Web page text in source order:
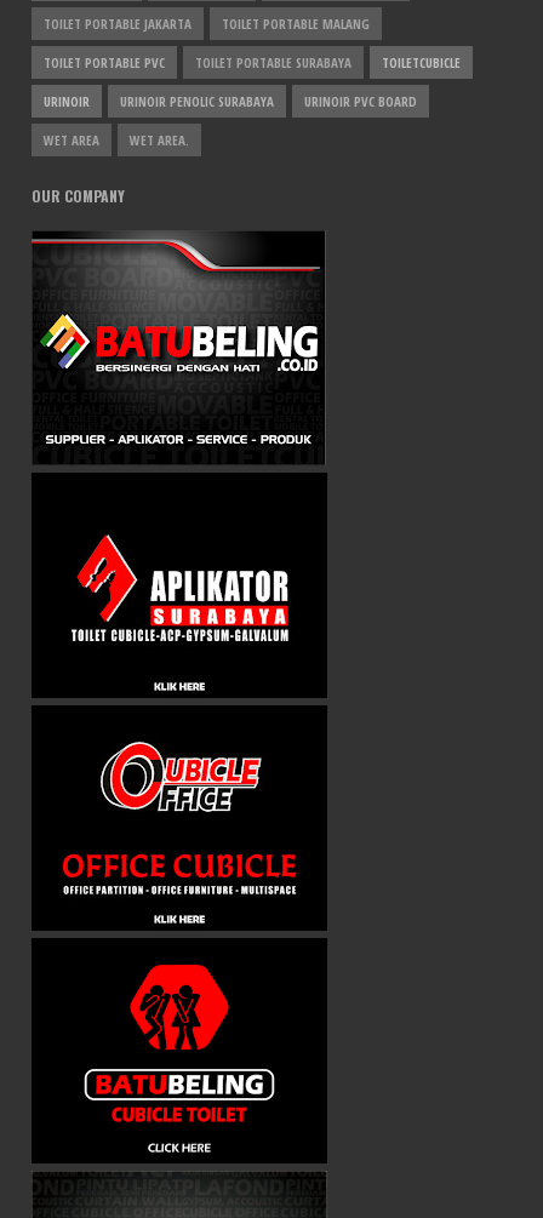
TOILET PORTABLE JAKARTA TOILET PORTABLE MALANG
TOILET PORTABLE PVC TOILET PORTABLE SURABAYA TOILETCUBICLE
URINOIR URINOIR PENOLIC SURABAYA URINOIR PVC BOARD
WET AREA WET AREA.
OUR COMPANY